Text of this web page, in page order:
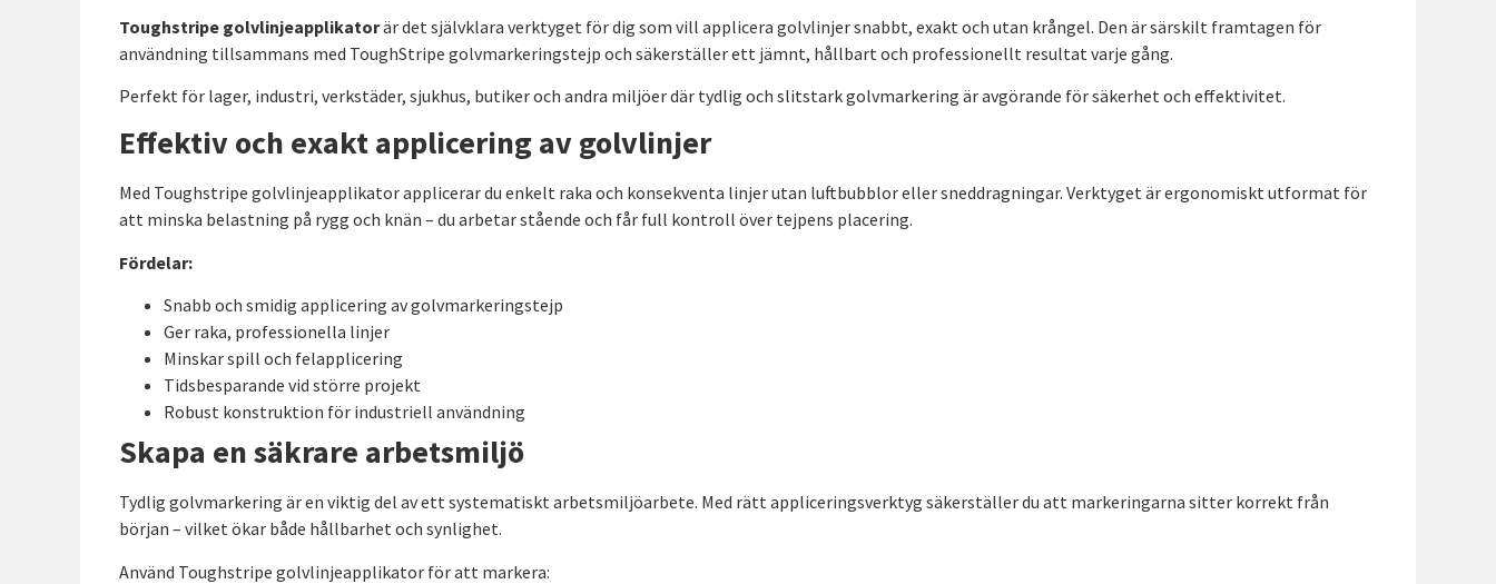
Toughstripe golvlinjeapplikatorär det självklara verktyget för dig som vill applicera golvlinjer snabbt, exakt och utan krångel. Den är särskilt framtagen för
användning tillsammans med ToughStripe golvmarkeringstejp och säkerställer ett jämnt, hållbart och professionellt resultat varje gång.
Perfekt för lager, industri, verkstäder, sjukhus, butiker och andra miljöer där tydlig och slitstark golvmarkering är avgörande för säkerhet och effektivitet.
Effektiv och exakt applicering av golvlinjer
Med Toughstripe golvlinjeapplikator applicerar du enkelt raka och konsekventa linjer utan luftbubblor eller sneddragningar. Verktyget är ergonomiskt utformat för
att minska belastning på rygg och knän – du arbetar stående och får full kontroll över tejpens placering.
Fördelar:
Snabb och smidig applicering av golvmarkeringstejp
Ger raka, professionella linjer
Minskar spill och felapplicering
Tidsbesparande vid större projekt
Robust konstruktion för industriell användning
Skapa en säkrare arbetsmiljö
Tydlig golvmarkering är en viktig del av ett systematiskt arbetsmiljöarbete. Med rätt appliceringsverktyg säkerställer du att markeringarna sitter korrekt från
början – vilket ökar både hållbarhet och synlighet.
Använd Toughstripe golvlinjeapplikator för att markera: